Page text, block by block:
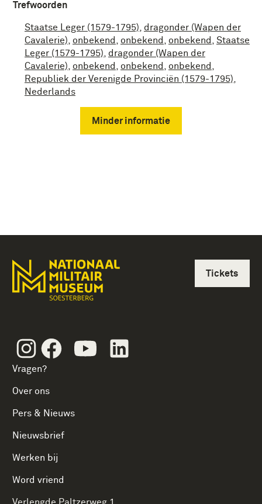
Trefwoorden
Staatse Leger (1579-1795)
dragonder (Wapen der
Cavalerie)
onbekend onbekend onbekend
Staatse
Leger (1579-1795)
dragonder (Wapen der
Cavalerie)
onbekend onbekend onbekend
Republiek der Verenigde Provinciën (1579-1795)
Nederlands
Minder informatie
InstagramFacebookYoutube
Vragen?
Over ons
Pers & Nieuws
Nieuwsbrief
Werken bij
Word vriend
Tickets